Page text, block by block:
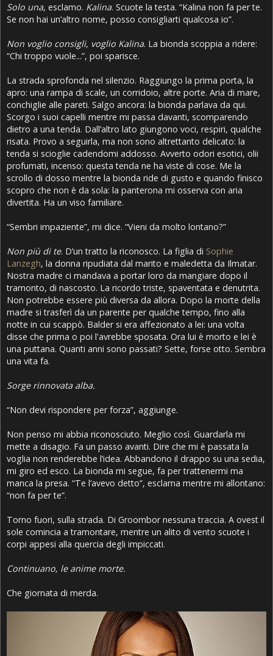
Solo una, esclamo. Kalina. Scuote la testa. “Kalina non fa per te.
Se non hai un’altro nome, posso consigliarti qualcosa io”.
Non voglio consigli, voglio Kalina. La bionda scoppia a ridere:
“Chi troppo vuole...”, poi sparisce.
La strada sprofonda nel silenzio. Raggiungo la prima porta, la
apro: una rampa di scale, un corridoio, altre porte. Aria di mare,
conchiglie alle pareti. Salgo ancora: la bionda parlava da qui.
Scorgo i suoi capelli mentre mi passa davanti, scomparendo
dietro a una tenda. Dall’altro lato giungono voci, respiri, qualche
risata. Provo a seguirla, ma non sono altrettanto delicato: la
tenda si scioglie cadendomi addosso. Avverto odori esotici, olii
profumati, incenso: questa tenda ne ha viste di cose. Me la
scrollo di dosso mentre la bionda ride di gusto e quando finisco
scopro che non è da sola: la panterona mi osserva con aria
divertita. Ha un viso familiare.
“Sembri impaziente”, mi dice. “Vieni da molto lontano?”
Non più di te. D’un tratto la riconosco. La figlia di Sophie
Lanzegh, la donna ripudiata dal marito e maledetta da Ilmatar.
Nostra madre ci mandava a portar loro da mangiare dopo il
tramonto, di nascosto. La ricordo triste, spaventata e denutrita.
Non potrebbe essere più diversa da allora. Dopo la morte della
madre si trasferì da un parente per qualche tempo, fino alla
notte in cui scappò. Balder si era affezionato a lei: una volta
disse che prima o poi l'avrebbe sposata. Ora lui è morto e lei è
una puttana. Quanti anni sono passati? Sette, forse otto. Sembra
una vita fa.
Sorge rinnovata alba.
“Non devi rispondere per forza”, aggiunge.
Non penso mi abbia riconosciuto. Meglio così. Guardarla mi
mette a disagio. Fa un passo avanti. Dire che mi è passata la
voglia non renderebbe l’idea. Abbandono il drappo su una sedia,
mi giro ed esco. La bionda mi segue, fa per trattenermi ma
manca la presa. “Te l’avevo detto”, esclama mentre mi allontano:
“non fa per te”.
Torno fuori, sulla strada. Di Groombor nessuna traccia. A ovest il
sole comincia a tramontare, mentre un alito di vento scuote i
corpi appesi alla quercia degli impiccati.
Continuano, le anime morte.
Che giornata di merda.